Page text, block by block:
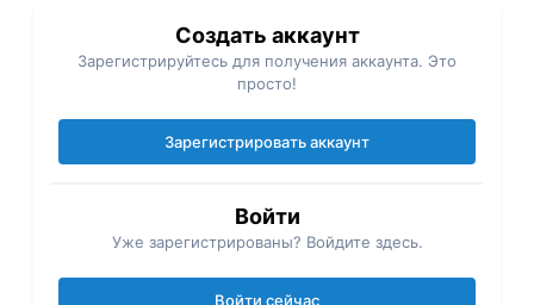
Создать аккаунт
Зарегистрируйтесь для получения аккаунта. Это
просто!
Зарегистрировать аккаунт
Войти
Уже зарегистрированы? Войдите здесь.
Войти сейчас